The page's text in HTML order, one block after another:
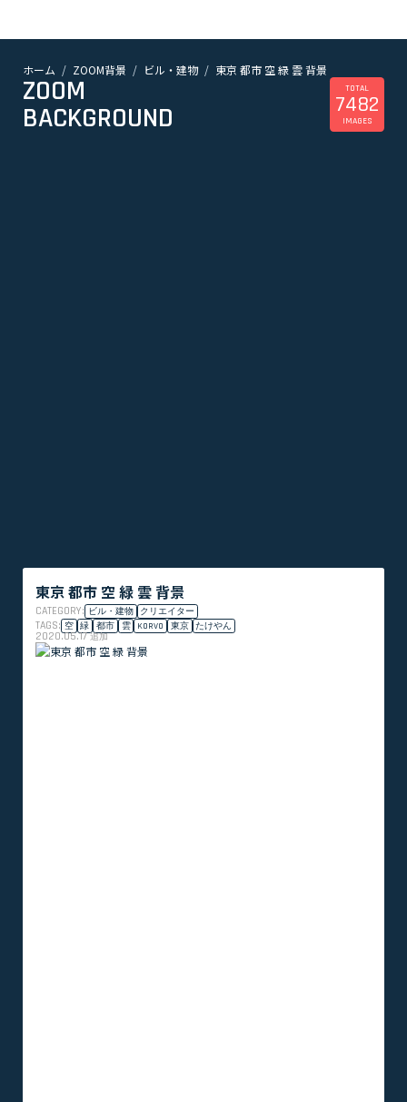
ホーム ZOOM背景 ビル・建物 東京 都市 空 緑 雲 背景
ZOOM
BACKGROUND
TOTAL
7482
IMAGES
東京 都市 空 緑 雲 背景
CATEGORY: ビル・建物 クリエイター
TAGS: 空 緑 都市 雲 KORVO 東京 たけやん
2020.05.17追加